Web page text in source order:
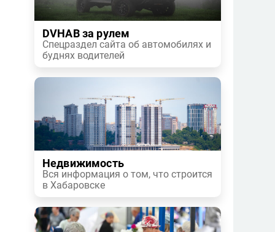
DVHAB за рулем
Спецраздел сайта об автомобилях и
буднях водителей
Недвижимость
Вся информация о том, что строится
в Хабаровске